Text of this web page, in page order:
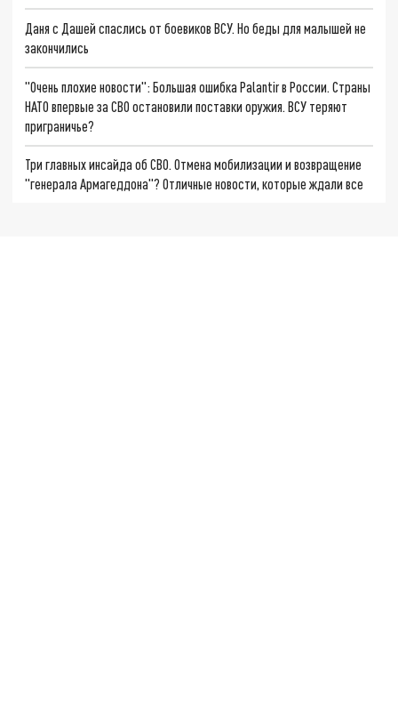
Даня с Дашей спаслись от боевиков ВСУ. Но беды для малышей не
закончились
"Очень плохие новости": Большая ошибка Palantir в России. Страны
НАТО впервые за СВО остановили поставки оружия. ВСУ теряют
приграничье?
Три главных инсайда об СВО. Отмена мобилизации и возвращение
"генерала Армагеддона"? Отличные новости, которые ждали все